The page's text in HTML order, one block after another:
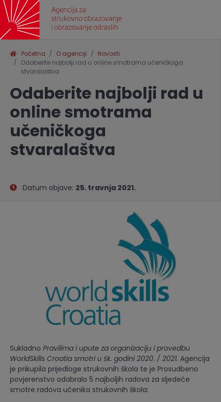
Početna O agenciji
Novosti
Odaberite najbolji rad u online smotrama učeničkoga
stvaralaštva
Odaberite najbolji rad u
online smotrama
učeničkoga
stvaralaštva
Datum objave: 25. travnja 2021.
Sukladno Pravilima i upute za organizaciju i provedbu
WorldSkills Croatia smotri u šk. godini 2020. / 2021. Agencija
je prikupila prijedloge strukovnih škola te je Prosudbeno
povjerenstvo odabralo 5 najboljih radova za sljedeće
smotre radova učenika strukovnih škola: